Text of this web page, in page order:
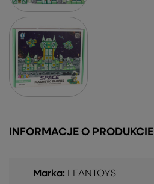
INFORMACJE O PRODUKCIE
Marka: LEANTOYS